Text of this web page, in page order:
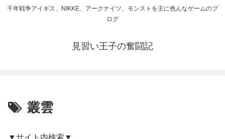
千年戦争アイギス、NIKKE、アークナイツ、モンストを主に色んなゲームのブ
ログ
見習い王子の奮闘記
叢雲